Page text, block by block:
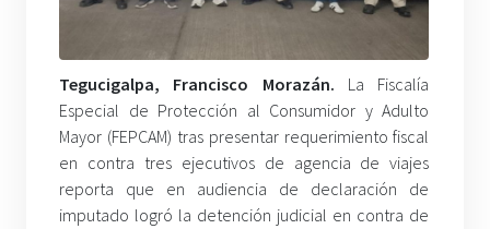
Tegucigalpa, Francisco Morazán. La Fiscalía
Especial de Protección al Consumidor y Adulto
Mayor (FEPCAM) tras presentar requerimiento fiscal
en contra tres ejecutivos de agencia de viajes
reporta que en audiencia de declaración de
imputado logró la detención judicial en contra de